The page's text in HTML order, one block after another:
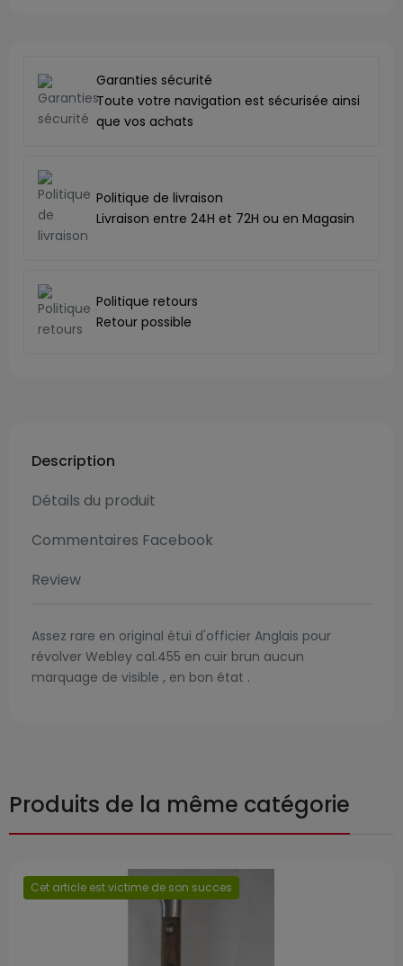
Garanties sécurité
Toute votre navigation est sécurisée ainsi
que vos achats
Politique de livraison
Livraison entre 24H et 72H ou en Magasin
Politique retours
Retour possible
Description
Détails du produit
Commentaires Facebook
Review
Assez rare en original étui d'officier Anglais pour
révolver Webley cal.455 en cuir brun aucun
marquage de visible , en bon état .
Produits de la même catégorie
Cet article est victime de son succes